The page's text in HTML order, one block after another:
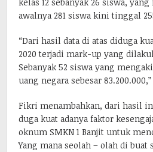
kelas 12 sebanyak 26 siswa,
awalnya 281 siswa kini tinggal
“Dari hasil data di atas diduga
2020 terjadi mark-up yang
Sebanyak 52 siswa yang
uang negara sebesar
Fikri menambahkan, dari hasil
duga kuat adanya faktor
oknum SMKN 1 Banjit untuk
Yang mana seolah – olah di